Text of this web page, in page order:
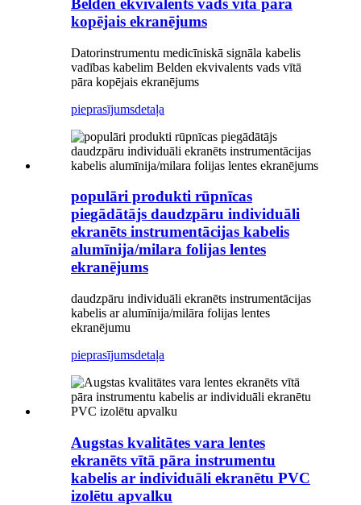
Belden ekvivalents vads vītā pāra
kopējais ekranējums
Datorinstrumentu medicīniskā signāla kabelis
vadības kabelim Belden ekvivalents vads vītā
pāra kopējais ekranējums
pieprasījumsdetaļa
populāri produkti rūpnīcas
piegādātājs daudzpāru individuāli
ekranēts instrumentācijas kabelis
alumīnija/milara folijas lentes
ekranējums
daudzpāru individuāli ekranēts instrumentācijas
kabelis ar alumīnija/milāra folijas lentes
ekranējumu
pieprasījumsdetaļa
Augstas kvalitātes vara lentes
ekranēts vītā pāra instrumentu
kabelis ar individuāli ekranētu PVC
izolētu apvalku